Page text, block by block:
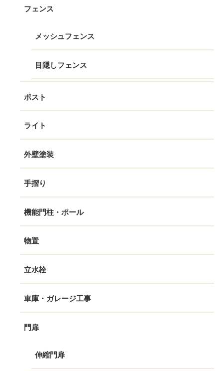
フェンス
メッシュフェンス
目隠しフェンス
ポスト
ライト
外壁塗装
手摺り
機能門柱・ポール
物置
立水栓
車庫・ガレージ工事
門扉
伸縮門扉